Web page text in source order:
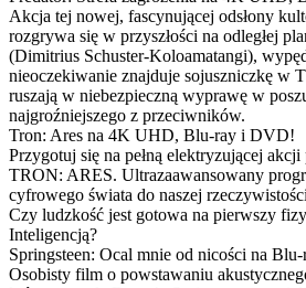
Akcja tej nowej, fascynującej odsłony
rozgrywa się w przyszłości na odległej
(Dimitrius Schuster-Koloamatangi),
nieoczekiwanie znajduje sojuszniczkę w
ruszają w niebezpieczną wyprawę w
najgroźniejszego z przeciwników.
Tron: Ares na 4K UHD, Blu-ray i DVD!
Przygotuj się na pełną elektryzującej
TRON: ARES. Ultrazaawansowany
cyfrowego świata do naszej
Czy ludzkość jest gotowa na pierwszy
Inteligencją?
Springsteen: Ocal mnie od nicości na
Osobisty film o powstawaniu